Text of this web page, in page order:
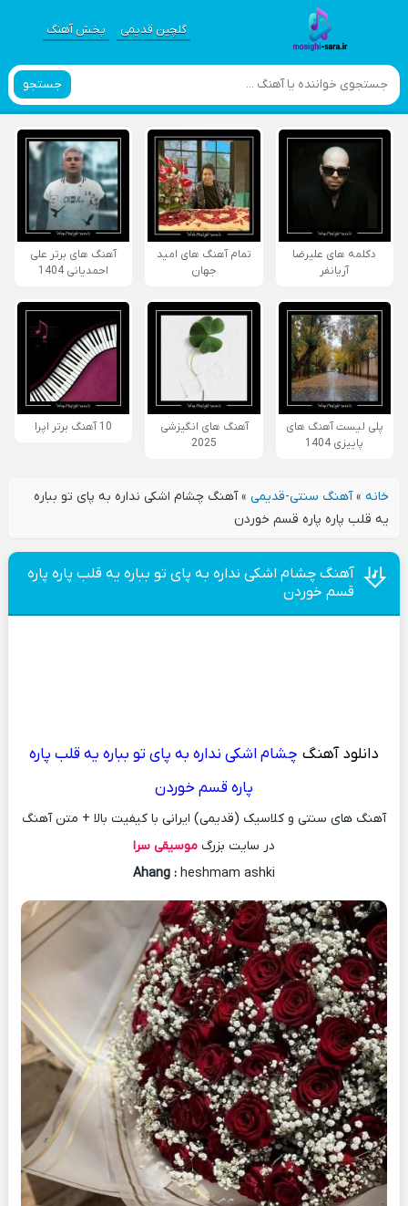
گلچین قدیمی پخش آهنگ
جستجو
دکلمه های علیرضا
آریانفر
تمام آهنگ های امید
جهان
آهنگ های برتر علی
احمدیانی 1404
پلی لیست آهنگ های
پاییزی 1404
آهنگ های انگیزشی
2025
10 آهنگ برتر اپرا
خانه»آهنگ سنتی-قدیمی»آهنگ چشام اشکی نداره به پای تو بباره
يه قلب پاره پاره قسم خوردن
آهنگ چشام اشکی نداره به پای تو بباره يه قلب پاره پاره
قسم خوردن
دانلود آهنگ چشام اشکی نداره به پای تو بباره يه قلب پاره
پاره قسم خوردن
آهنگ های سنتی و کلاسیک (قدیمی) ایرانی با کیفیت بالا + متن آهنگ
در سایت بزرگ موسیقی سرا
Ahang : heshmam ashki